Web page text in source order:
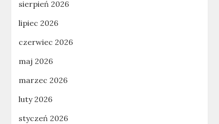
sierpień 2026
lipiec 2026
czerwiec 2026
maj 2026
marzec 2026
luty 2026
styczeń 2026